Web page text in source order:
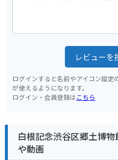
レビューを
ログインすると名前やアイコン設定
が使えるようになります。
ログイン・会員登録はこちら
白根記念渋谷区郷土博
や動画